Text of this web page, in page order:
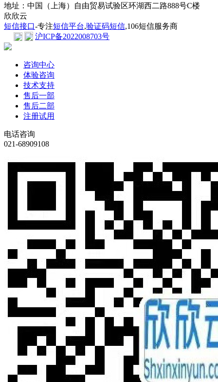
地址：中国（上海）自由贸易试验区环湖西二路888号C楼
欣欣云
短信接口-专注短信平台,验证码短信,106短信服务商
沪ICP备2022008703号
咨询中心
体验咨询
技术支持
售后一部
售后二部
注册试用
电话咨询
021-68909108